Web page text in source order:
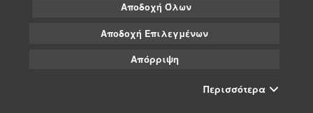
Αποδοχή Όλων
Αποδοχή Επιλεγμένων
Απόρριψη
Περισσότερα